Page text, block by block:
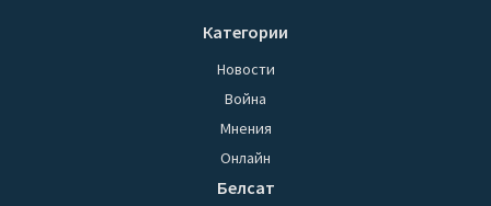
Категории
Новости
Война
Мнения
Онлайн
Белсат